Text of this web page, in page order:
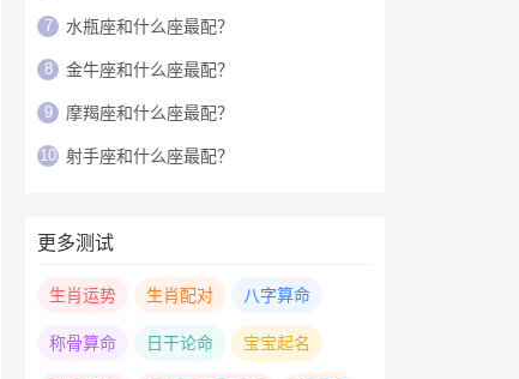
7 水瓶座和什么座最配？
8 金牛座和什么座最配？
9 摩羯座和什么座最配？
10 射手座和什么座最配？
更多测试
生肖运势 生肖配对 八字算命
称骨算命 日干论命 宝宝起名